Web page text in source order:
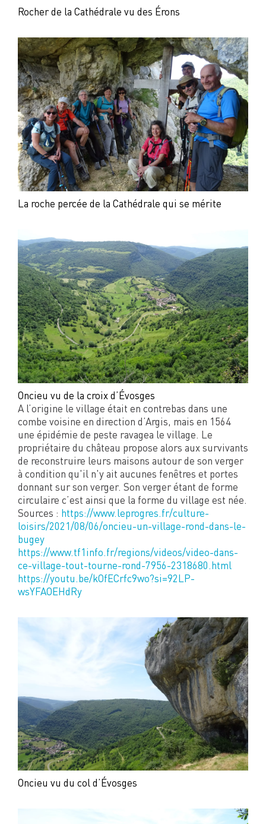
Rocher de la Cathédrale vu des Érons
La roche percée de la Cathédrale qui se mérite
Oncieu vu de la croix d’Évosges
A l’origine le village était en contrebas dans une
combe voisine en direction d’Argis, mais en 1564
une épidémie de peste ravagea le village. Le
propriétaire du château propose alors aux survivants
de reconstruire leurs maisons autour de son verger
à condition qu'il n'y ait aucunes fenêtres et portes
donnant sur son verger. Son verger étant de forme
circulaire c’est ainsi que la forme du village est née.
Sources : https://www.leprogres.fr/culture-
loisirs/2021/08/06/oncieu-un-village-rond-dans-le-
bugey
https://www.tf1info.fr/regions/videos/video-dans-
ce-village-tout-tourne-rond-7956-2318680.html
https://youtu.be/kOfECrfc9wo?si=92LP-
wsYFAOEHdRy
Oncieu vu du col d’Évosges